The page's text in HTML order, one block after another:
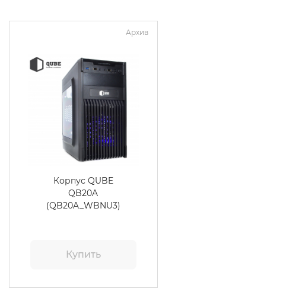
Архив
Корпус QUBE
QB20A
(QB20A_WBNU3)
Купить